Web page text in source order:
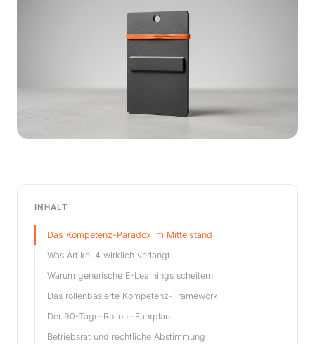
INHALT
Das Kompetenz-Paradox im Mittelstand
Was Artikel 4 wirklich verlangt
Warum generische E-Learnings scheitern
Das rollenbasierte Kompetenz-Framework
Der 90-Tage-Rollout-Fahrplan
Betriebsrat und rechtliche Abstimmung